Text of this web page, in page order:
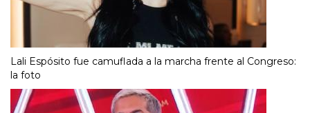
Lali Espósito fue camuflada a la marcha frente al Congreso:
la foto